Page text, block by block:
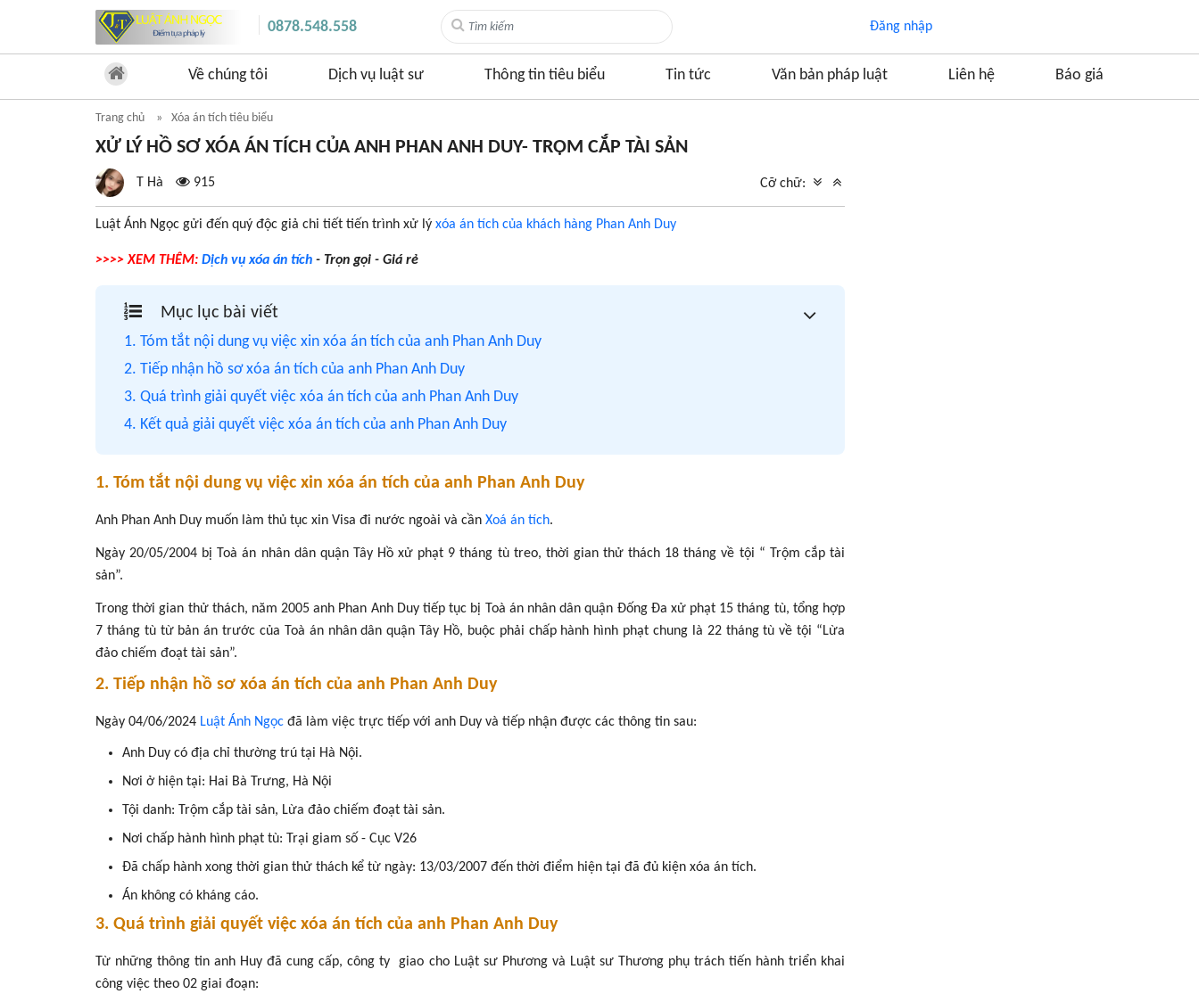
0878.548.558 Đăng nhập
Về chúng tôi Dịch vụ luật sư Thông tin tiêu biểu Tin tức Văn bản pháp luật Liên hệ Báo giá
Trang chủ Xóa án tích tiêu biểu
XỬ LÝ HỒ SƠ XÓA ÁN TÍCH CỦA ANH PHAN ANH DUY- TRỘM CẮP TÀI SẢN
T Hà 915 Cỡ chữ:
Luật Ánh Ngọc gửi đến quý độc giả chi tiết tiến trình xử lý xóa án tích của khách hàng Phan Anh Duy
>>>> XEM THÊM: Dịch vụ xóa án tích - Trọn gọi - Giá rẻ
Mục lục bài viết
1. Tóm tắt nội dung vụ việc xin xóa án tích của anh Phan Anh Duy
2. Tiếp nhận hồ sơ xóa án tích của anh Phan Anh Duy
3. Quá trình giải quyết việc xóa án tích của anh Phan Anh Duy
4. Kết quả giải quyết việc xóa án tích của anh Phan Anh Duy
1. Tóm tắt nội dung vụ việc xin xóa án tích của anh Phan Anh Duy
Anh Phan Anh Duy muốn làm thủ tục xin Visa đi nước ngoài và cần Xoá án tích.
Ngày 20/05/2004 bị Toà án nhân dân quận Tây Hồ xử phạt 9 tháng tù treo, thời gian thử thách 18 tháng về tội “ Trộm cắp tài
sản”.
Trong thời gian thử thách, năm 2005 anh Phan Anh Duy tiếp tục bị Toà án nhân dân quận Đống Đa xử phạt 15 tháng tù, tổng hợp
7 tháng tù từ bản án trước của Toà án nhân dân quận Tây Hồ, buộc phải chấp hành hình phạt chung là 22 tháng tù về tội “Lừa
đảo chiếm đoạt tài sản”.
2. Tiếp nhận hồ sơ xóa án tích của anh Phan Anh Duy
Ngày 04/06/2024 Luật Ánh Ngọc đã làm việc trực tiếp với anh Duy và tiếp nhận được các thông tin sau:
Anh Duy có địa chỉ thường trú tại Hà Nội.
Nơi ở hiện tại: Hai Bà Trưng, Hà Nội
Tội danh: Trộm cắp tài sản, Lừa đảo chiếm đoạt tài sản.
Nơi chấp hành hình phạt tù: Trại giam số - Cục V26
Đã chấp hành xong thời gian thử thách kể từ ngày: 13/03/2007 đến thời điểm hiện tại đã đủ kiện xóa án tích.
Án không có kháng cáo.
3. Quá trình giải quyết việc xóa án tích của anh Phan Anh Duy
Từ những thông tin anh Huy đã cung cấp, công ty giao cho Luật sư Phương và Luật sư Thương phụ trách tiến hành triển khai
công việc theo 02 giai đoạn: